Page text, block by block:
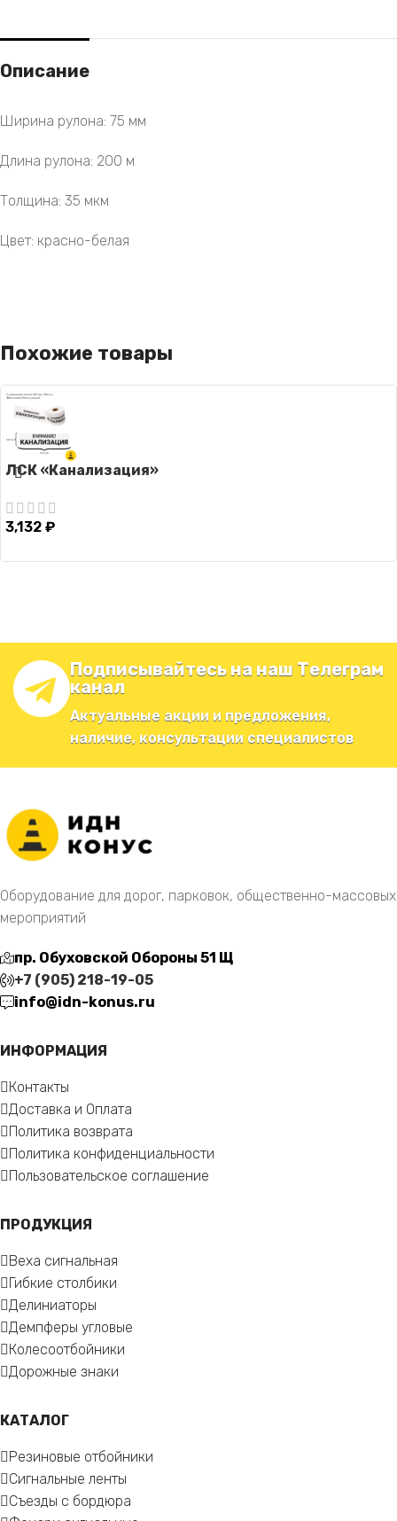
Описание
Ширина рулона: 75 мм
Длина рулона: 200 м
Толщина: 35 мкм
Цвет: красно-белая
Похожие товары
ЛСК «Канализация»
3,132 ₽
Подписывайтесь на наш Телеграм
канал
Актуальные акции и предложения,
наличие, консультации специалистов
Оборудование для дорог, парковок, общественно-массовых
мероприятий
пр. Обуховской Обороны 51 Щ
+7 (905) 218-19-05
info@idn-konus.ru
ИНФОРМАЦИЯ
Контакты
Доставка и Оплата
Политика возврата
Политика конфиденциальности
Пользовательское соглашение
ПРОДУКЦИЯ
Веха сигнальная
Гибкие столбики
Делиниаторы
Демпферы угловые
Колесоотбойники
Дорожные знаки
КАТАЛОГ
Резиновые отбойники
Сигнальные ленты
Съезды с бордюра